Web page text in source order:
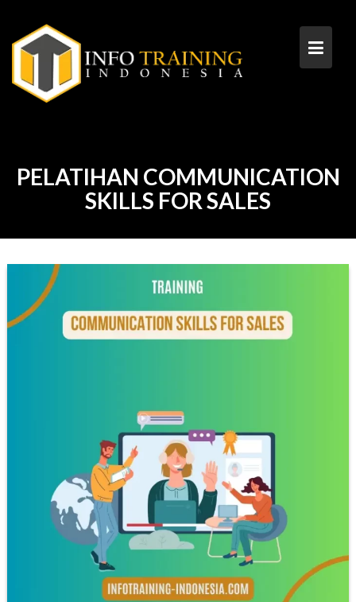
content
PELATIHAN COMMUNICATION
SKILLS FOR SALES